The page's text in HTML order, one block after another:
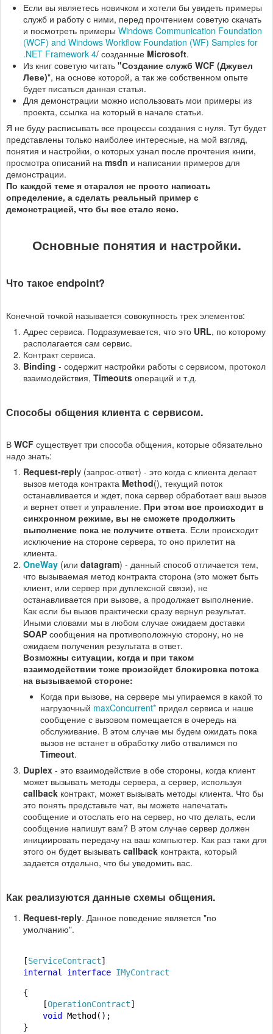
Если вы являетесь новичком и хотели бы увидеть примеры
служб и работу с ними, перед прочтением советую скачать
и посмотреть примеры Windows Communication Foundation
(WCF) and Windows Workflow Foundation (WF) Samples for
.NET Framework 4/ созданные Microsoft.
Из книг советую читать "Создание служб WCF (Джувел
Леве)", на основе которой, а так же собственном опыте
будет писаться данная статья.
Для демонстрации можно использовать мои примеры из
проекта, ссылка на который в начале статьи.
Я не буду расписывать все процессы создания с нуля. Тут будет
представлены только наиболее интересные, на мой взгляд,
понятия и настройки, о которых узнал после прочтения книги,
просмотра описаний на msdn и написании примеров для
демонстрации.
По каждой теме я старался не просто написать
определение, а сделать реальный пример с
демонстрацией, что бы все стало ясно.
Основные понятия и настройки.
Что такое endpoint?
Конечной точкой называется совокупность трех элементов:
Адрес сервиса. Подразумевается, что это URL, по которому
располагается сам сервис.
Контракт сервиса.
Binding - содержит настройки работы с сервисом, протокол
взаимодействия, Timeouts операций и т.д.
Способы общения клиента с сервисом.
В WCF существует три способа общения, которые обязательно
надо знать:
Request-reply (запрос-ответ) - это когда с клиента делает
вызов метода контракта Method(), текущий поток
останавливается и ждет, пока сервер обработает ваш вызов
и вернет ответ и управление. При этом все происходит в
синхронном режиме, вы не сможете продолжить
выполнение пока не получите ответа. Если происходит
исключение на стороне сервера, то оно прилетит на
клиента.
OneWay (или datagram) - данный способ отличается тем,
что вызываемая метод контракта сторона (это может быть
клиент, или сервер при дуплексной связи), не
останавливается при вызове, а продолжает выполнение.
Как если бы вызов практически сразу вернул результат.
Иными словами мы в любом случае ожидаем доставки
SOAP сообщения на противоположную сторону, но не
ожидаем получения результата в ответ.
Возможны ситуации, когда и при таком
взаимодействии тоже произойдет блокировка потока
на вызываемой стороне:
Когда при вызове, на сервере мы упираемся в какой то
нагрузочный maxConcurrent* придел сервиса и наше
сообщение с вызовом помещается в очередь на
обслуживание. В этом случае мы будем ожидать пока
вызов не встанет в обработку либо отвалимся по
Timeout.
Duplex - это взаимодействие в обе стороны, когда клиент
может вызывать методы сервера, а сервер, используя
callback контракт, может вызывать методы клиента. Что бы
это понять представьте чат, вы можете напечатать
сообщение и отослать его на сервер, но что делать, если
сообщение напишут вам? В этом случае сервер должен
инициировать передачу на ваш компьютер. Как раз таки для
этого он будет вызывать callback контракта, который
задается отдельно, что бы уведомить вас.
Как реализуются данные схемы общения.
Request-reply. Данное поведение является "по
умолчанию".
[ServiceContract
internal
interface IMyContract
{
[OperationContract]
void
Method();